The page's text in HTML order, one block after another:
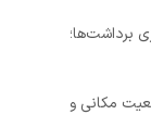
برداشت‌ها؛
مکانی و